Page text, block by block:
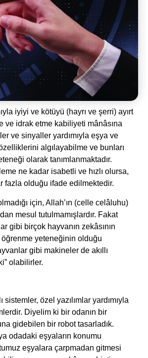
iyiyi ve kötüyü (hayrı ve şerri) ayırt
ve idrak etme kabiliyeti mânâsına
ve sinyaller yardımıyla eşya ve
algılayabilme ve bunları
olarak tanımlanmaktadır.
ne kadar isabetli ve hızlı olursa,
fazla olduğu ifade edilmektedir.
için, Allah’ın (celle celâluhu)
mesul tutulmamışlardır. Fakat
gibi birçok hayvanın zekâsının
öğrenme yeteneğinin olduğu
gibi makineler de akıllı
olabilirler.
sistemler, özel yazılımlar yardımıyla
Diyelim ki bir odanın bir
gidebilen bir robot tasarladık.
odadaki eşyaların konumu
eşyalara çarpmadan gitmesi